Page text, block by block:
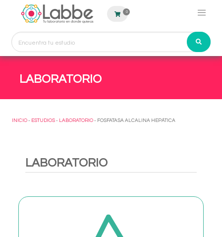
0
LABORATORIO
INICIO - ESTUDIOS - LABORATORIO - FOSFATASA ALCALINA HEPÁTICA
LABORATORIO